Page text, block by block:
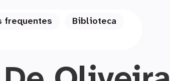
frequentes
Biblioteca